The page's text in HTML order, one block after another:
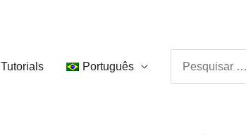
Tutorials Português